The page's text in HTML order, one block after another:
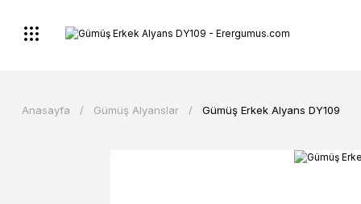
Anasayfa Gümüş Alyanslar Gümüş Erkek Alyans DY109